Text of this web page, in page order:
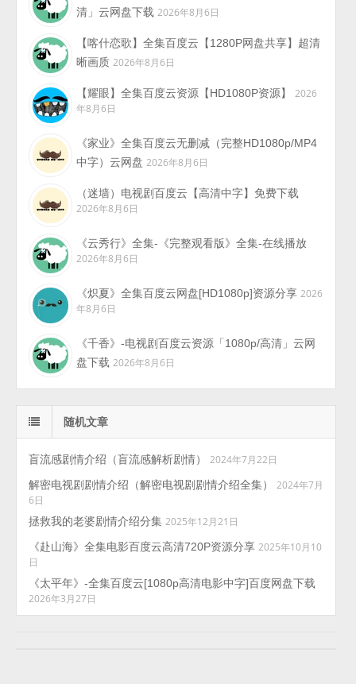
清」云网盘下载 2026年8月6日
【喀什恋歌】全集百度云【1280P网盘共享】超清
晰画质 2026年8月6日
【耀眼】全集百度云资源【HD1080P资源】
2026
年8月6日
《家业》全集百度云无删减（完整HD1080p/MP4
中字）云网盘 2026年8月6日
（迷墙）电视剧百度云【高清中字】免费下载
2026年8月6日
《云秀行》全集-《完整观看版》全集-在线播放
2026年8月6日
《炽夏》全集百度云网盘[HD1080p]资源分享 2026
年8月6日
《千香》-电视剧百度云资源「1080p/高清」云网
盘下载 2026年8月6日
随机文章
盲流感剧情介绍（盲流感解析剧情）
2024年7月22日
解密电视剧剧情介绍（解密电视剧剧情介绍全集）
2024年7月
6日
拯救我的老婆剧情介绍分集 2025年12月21日
《赴山海》全集电影百度云高清720P资源分享 2025年10月10
日
《太平年》-全集百度云[1080p高清电影中字]百度网盘下载
2026年3月27日